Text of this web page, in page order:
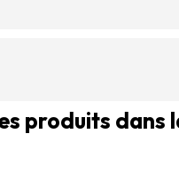
produits dans